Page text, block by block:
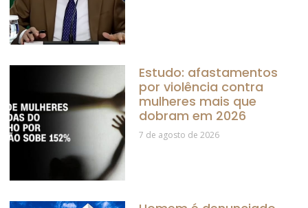
Estudo: afastamentos
por violência contra
mulheres mais que
dobram em 2026
7 de agosto de 2026